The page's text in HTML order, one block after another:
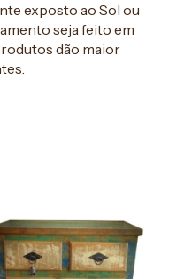
exposto ao Sol ou
seja feito em
dão maior